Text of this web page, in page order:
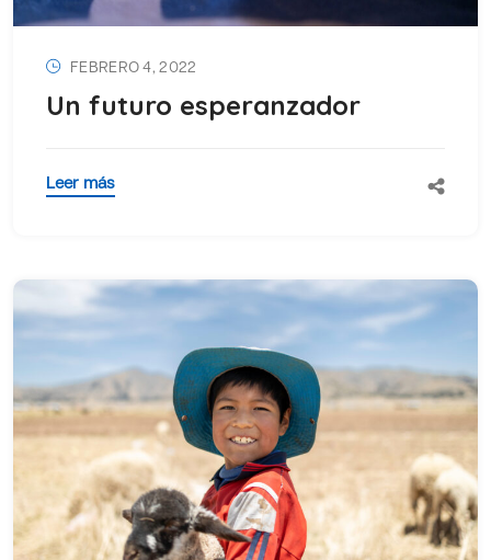
FEBRERO 4, 2022
Un futuro esperanzador
Leer más